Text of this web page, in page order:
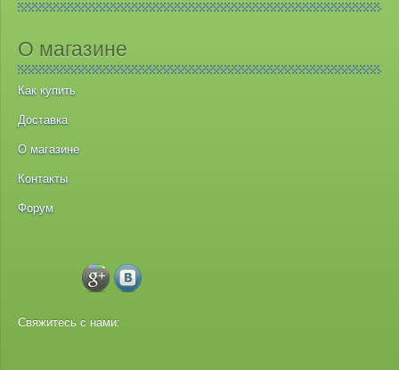
О магазине
Как купить
Доставка
О магазине
Контакты
Форум
Свяжитесь с нами: